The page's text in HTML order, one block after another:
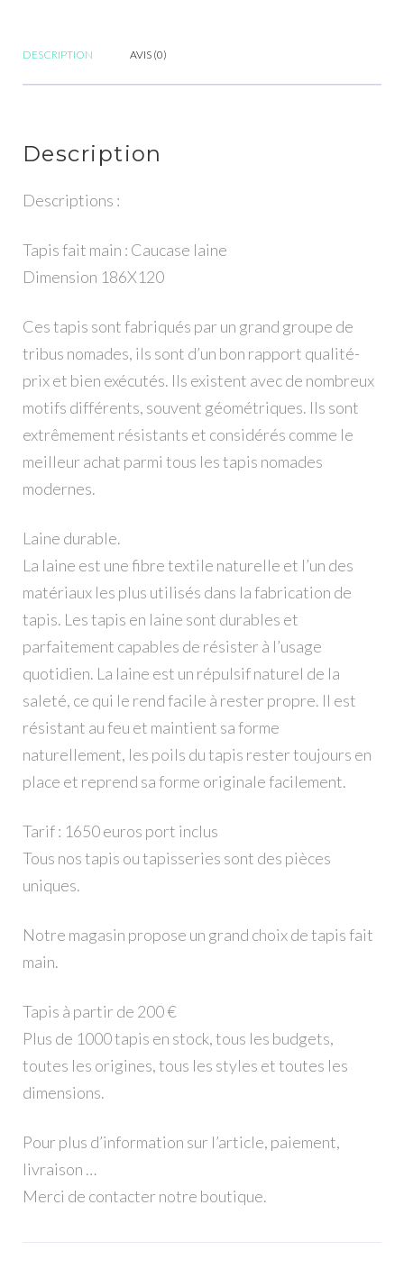
Dimension
186X120
DESCRIPTION AVIS (0)
Description
Descriptions :
Tapis fait main : Caucase laine
Dimension 186X120
Ces tapis sont fabriqués par un grand groupe de
tribus nomades, ils sont d’un bon rapport qualité-
prix et bien exécutés. Ils existent avec de nombreux
motifs différents, souvent géométriques. Ils sont
extrêmement résistants et considérés comme le
meilleur achat parmi tous les tapis nomades
modernes.
Laine durable.
La laine est une fibre textile naturelle et l’un des
matériaux les plus utilisés dans la fabrication de
tapis. Les tapis en laine sont durables et
parfaitement capables de résister à l’usage
quotidien. La laine est un répulsif naturel de la
saleté, ce qui le rend facile à rester propre. Il est
résistant au feu et maintient sa forme
naturellement, les poils du tapis rester toujours en
place et reprend sa forme originale facilement.
Tarif : 1650 euros port inclus
Tous nos tapis ou tapisseries sont des pièces
uniques.
Notre magasin propose un grand choix de tapis fait
main.
Tapis à partir de 200 €
Plus de 1000 tapis en stock, tous les budgets,
toutes les origines, tous les styles et toutes les
dimensions.
Pour plus d’information sur l’article, paiement,
livraison …
Merci de contacter notre boutique.